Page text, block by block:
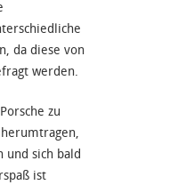
da diese von
werden.
zu
und sich bald
ist